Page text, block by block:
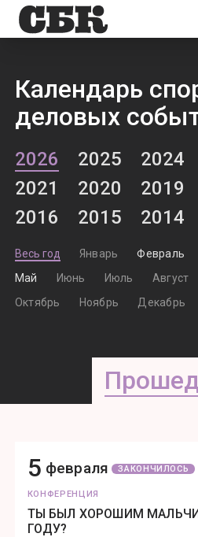
Календарь
деловых
2026 2025 2024
2021
2020 2019
2016
2015 2014
Весь год Январь Февраль
Май
Июнь Июль Август
Октябрь
Ноябрь Декабрь
5 февраля ЗАКОНЧИЛОСЬ
КОНФЕРЕНЦИЯ
ТЫ БЫЛ ХОРОШИМ
ГОДУ?